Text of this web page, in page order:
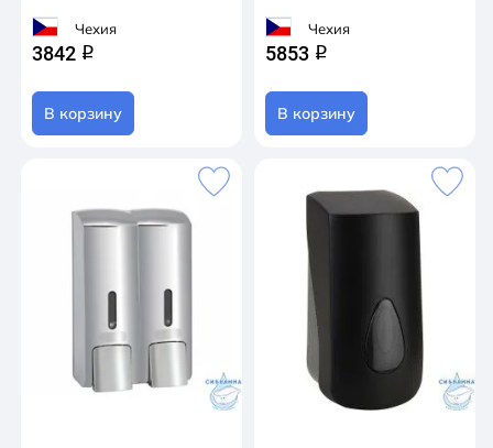
Чехия
3842 q
В корзину
Чехия
5853 q
В корзину